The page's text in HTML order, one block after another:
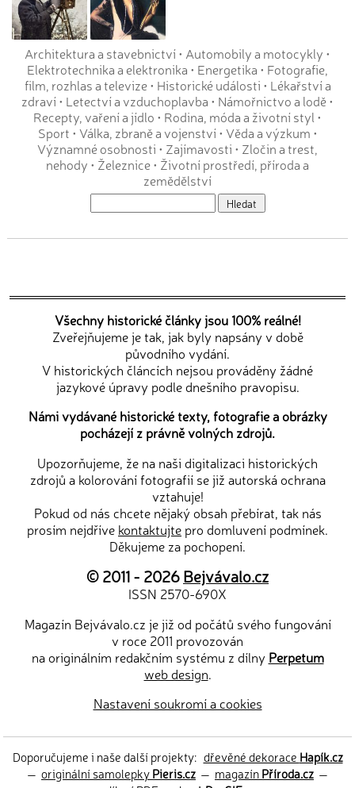
Architektura a stavebnictví• Automobily a motocykly •
Elektrotechnika a elektronika • Energetika • Fotografie,
film, rozhlas a televize• Historické události • Lékařství a
zdraví• Letectví a vzduchoplavba • Námořnictvo a lodě•
Recepty, vaření a jídlo • Rodina, móda a životní styl •
Sport • Válka, zbraně a vojenství• Věda a výzkum •
Významné osobnosti • Zajímavosti • Zločin a trest,
nehody • Železnice• Životní prostředí, příroda a
zemědělství
Všechny historické články jsou 100% reálné!
Zveřejňujeme je tak, jak byly napsány v době
původního vydání.
V historických článcích nejsou prováděny žádné
jazykové úpravy podle dnešního pravopisu.
Námi vydávané historické texty, fotografie a obrázky
pocházejí z právně volných zdrojů.
Upozorňujeme, že na naši digitalizaci historických
zdrojů a kolorování fotografií se již autorská ochrana
vztahuje!
Pokud od nás chcete nějaký obsah přebírat, tak nás
prosím nejdříve kontaktujte pro domluvení podmínek.
Děkujeme za pochopení.
© 2011 - 2026Bejvávalo.cz
ISSN 2570-690X
Magazín Bejvávalo.cz je již od počátů svého fungování
v roce 2011 provozován
na originálním redakčním systému z dílny Perpetum
web design.
Nastavení soukromí a cookies
Doporučujeme i naše další projekty: dřevěné dekorace Hapík.cz
— originální samolepkyPieris.cz — magazínPříroda.cz —